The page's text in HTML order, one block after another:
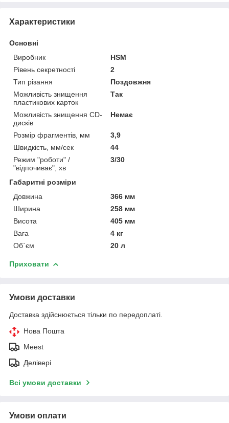
Характеристики
Основні
Виробник
HSM
Рівень секретності
2
Тип різання
Поздовжня
Можливість знищення
пластикових карток
Так
Можливість знищення CD-
дисків
Немає
Розмір фрагментів, мм
3,9
Швидкість, мм/сек
44
Режим "роботи" /
"відпочиває", хв
3/30
Габаритні розміри
Довжина
366 мм
Ширина
258 мм
Висота
405 мм
Вага
4 кг
Об`єм
20 л
Приховати
Умови доставки
Доставка здійснюється тільки по передоплаті.
Нова Пошта
Meest
Делівері
Всі умови доставки
Умови оплати